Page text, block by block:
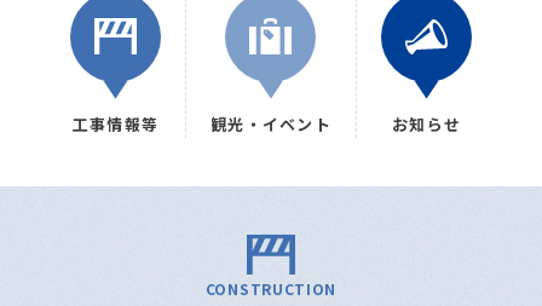
工事情報等 観光・イベント お知らせ
CONSTRUCTION